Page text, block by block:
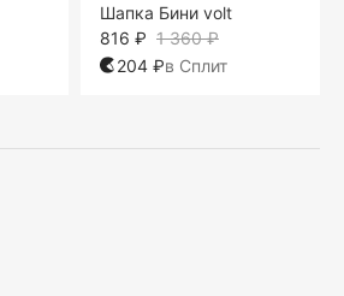
Шапка Бини volt
1 360 ₽
816 ₽
204 ₽в Сплит